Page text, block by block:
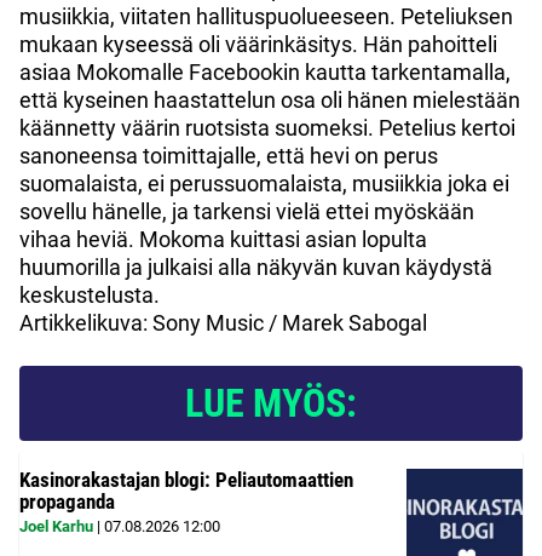
musiikkia, viitaten hallituspuolueeseen. Peteliuksen
mukaan kyseessä oli väärinkäsitys. Hän pahoitteli
asiaa Mokomalle Facebookin kautta tarkentamalla,
että kyseinen haastattelun osa oli hänen mielestään
käännetty väärin ruotsista suomeksi. Petelius kertoi
sanoneensa toimittajalle, että hevi on perus
suomalaista, ei perussuomalaista, musiikkia joka ei
sovellu hänelle, ja tarkensi vielä ettei myöskään
vihaa heviä. Mokoma kuittasi asian lopulta
huumorilla ja julkaisi alla näkyvän kuvan käydystä
keskustelusta.
Artikkelikuva: Sony Music / Marek Sabogal
LUE MYÖS:
Kasinorakastajan blogi: Peliautomaattien
propaganda
Joel Karhu | 07.08.2026 12:00